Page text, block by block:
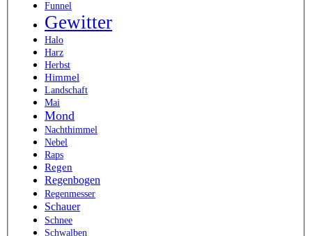
Funnel
Gewitter
Halo
Harz
Herbst
Himmel
Landschaft
Mai
Mond
Nachthimmel
Nebel
Raps
Regen
Regenbogen
Regenmesser
Schauer
Schnee
Schwalben